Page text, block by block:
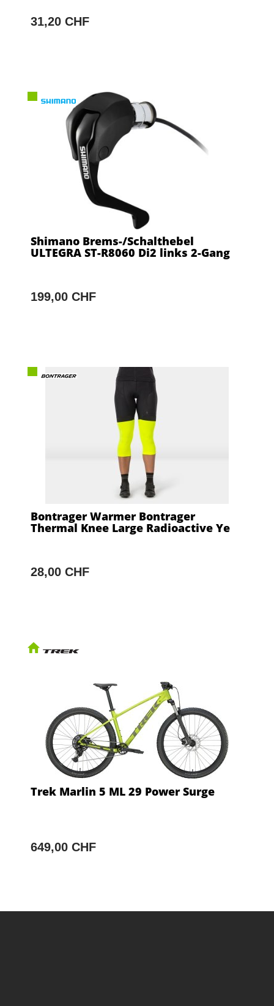
31,20 CHF
Shimano Brems-/Schalthebel
ULTEGRA ST-R8060 Di2 links 2-Gang
199,00 CHF
Bontrager Warmer Bontrager
Thermal Knee Large Radioactive Ye
28,00 CHF
Trek Marlin 5 ML 29 Power Surge
649,00 CHF